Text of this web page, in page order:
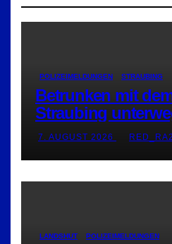
POLIZEIMELDUNGEN STRAUBING
Betrunken mit
Straubing
7. AUGUST 2026
LANDSHUT POLIZEIMELDUNGEN